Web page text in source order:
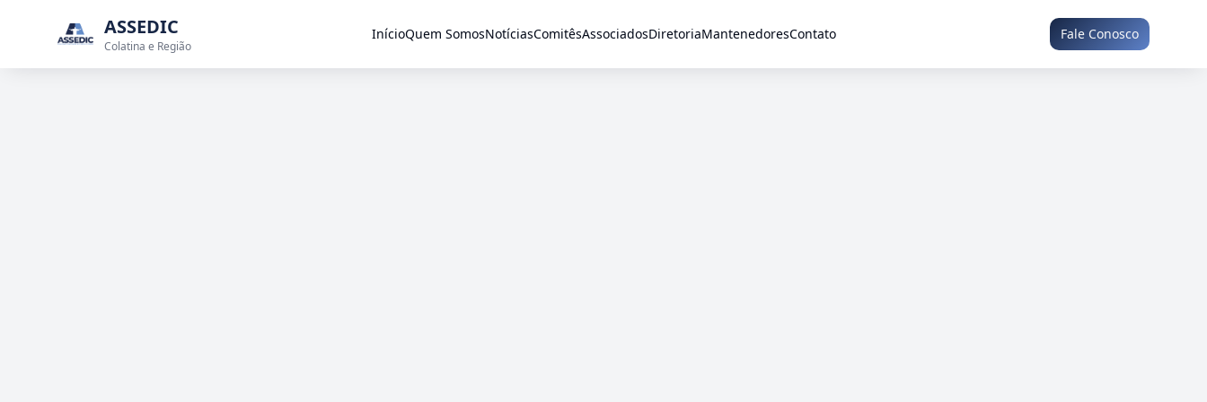
ASSEDIC
Colatina e Região
InícioQuem SomosNotíciasComitêsAssociadosDiretoriaMantenedoresContato Fale Conosco